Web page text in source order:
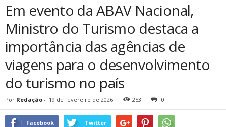
Em evento da ABAV Nacional,
Ministro do Turismo destaca a
importância das agências de
viagens para o desenvolvimento
do turismo no país
Por Redação - 19 de fevereiro de 2026 253 0
Facebook Twitter